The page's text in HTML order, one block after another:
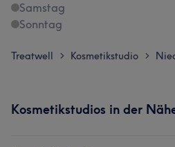
Samstag
Sonntag
Treatwell > Kosmetikstudio >
Kosmetikstudios in der